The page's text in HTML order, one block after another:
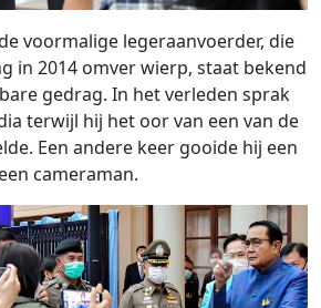
voormalige legeraanvoerder, die
in 2014 omver wierp, staat bekend
gedrag. In het verleden sprak
terwijl hij het oor van een van de
Een andere keer gooide hij een
cameraman.